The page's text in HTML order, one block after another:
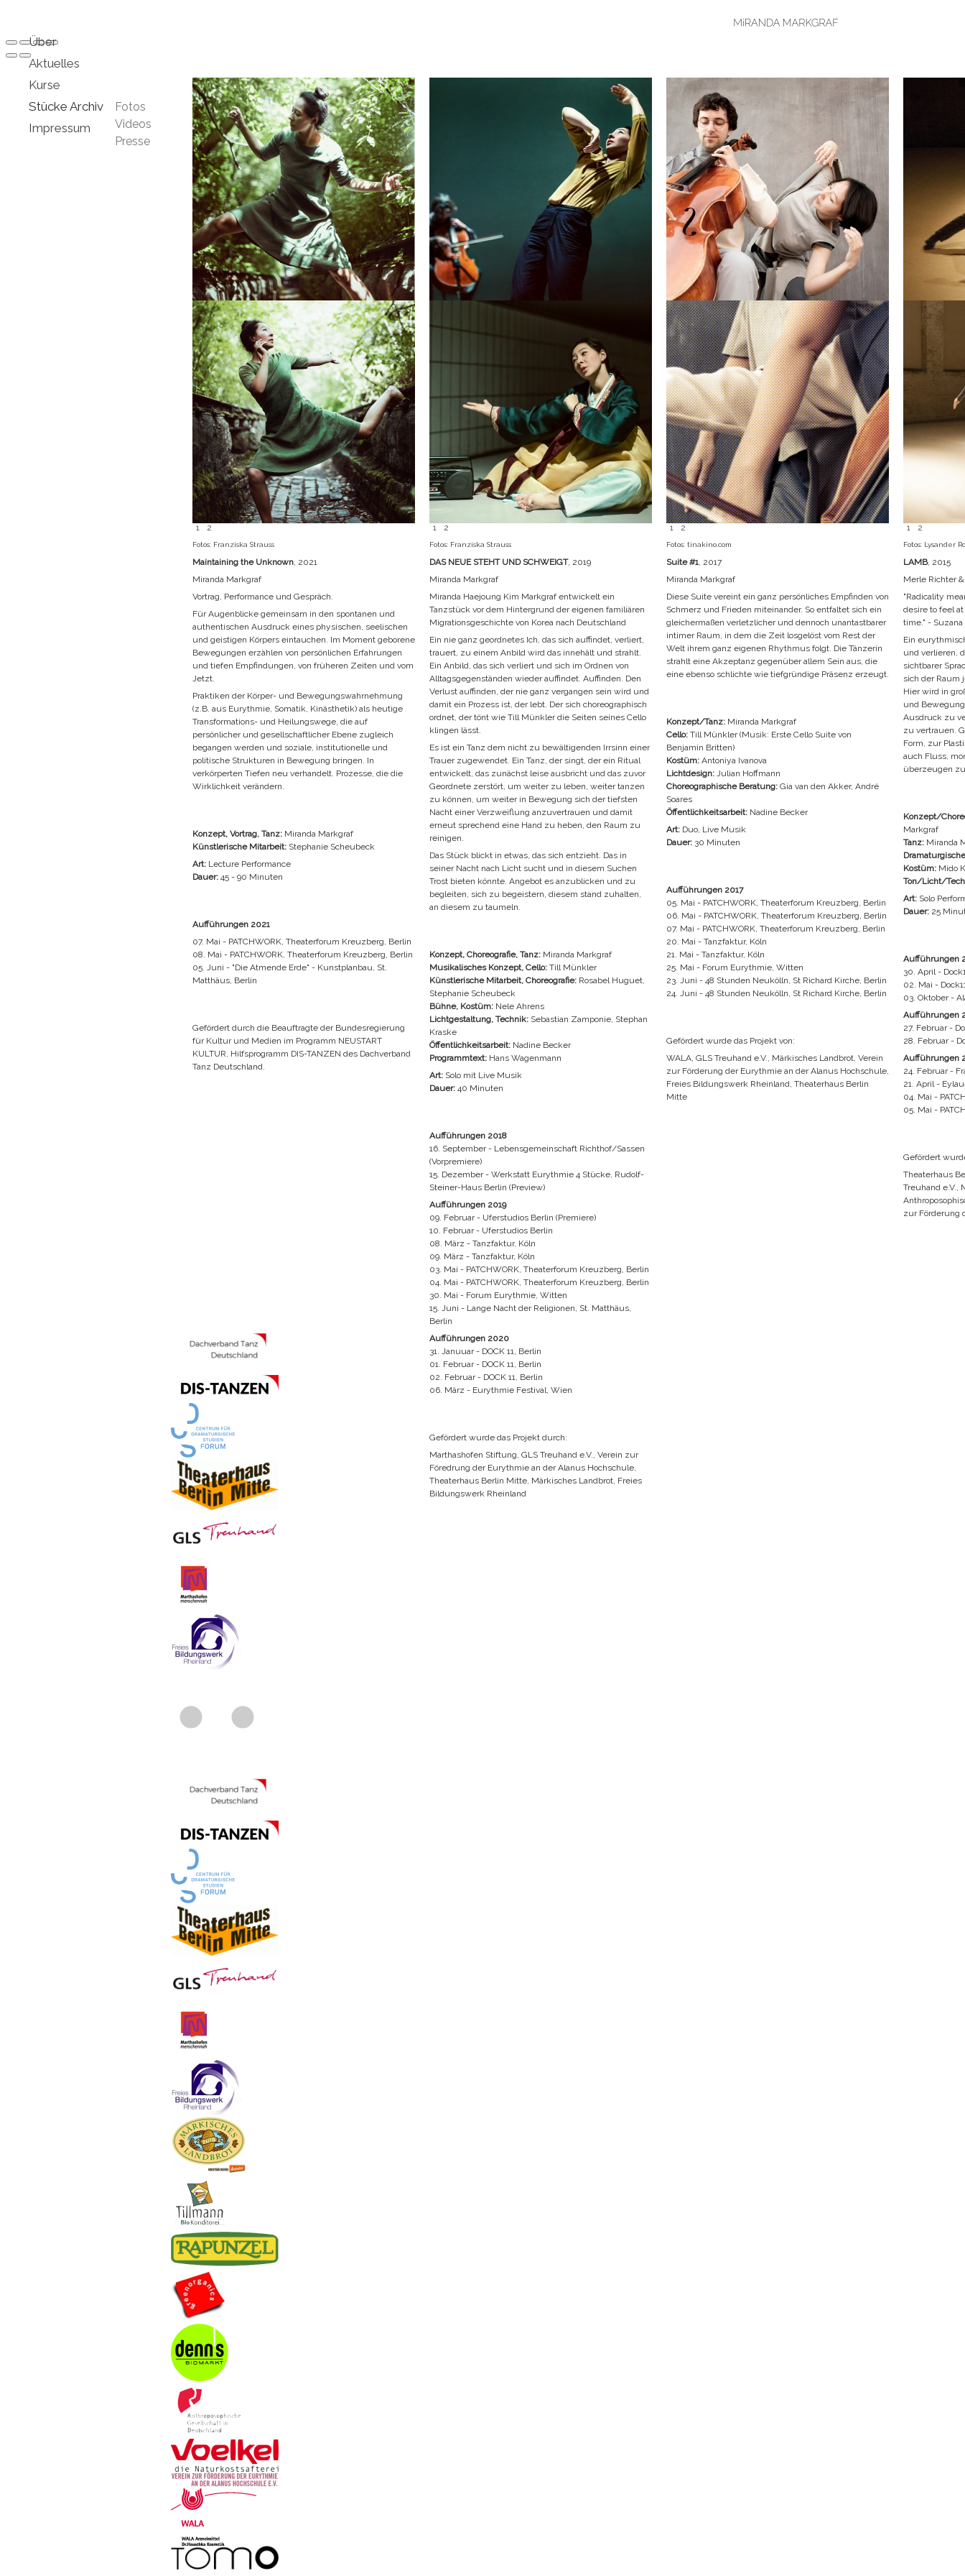
Über
Aktuelles
Kurse
Stücke Archiv
Fotos
Videos
Presse
Impressum
1 2
Fotos: Franziska Strauss
Maintaining the Unknown, 2021
Miranda Markgraf
Vortrag, Performance und Gespräch.
Für Augenblicke gemeinsam in den spontanen und
authentischen Ausdruck eines physischen, seelischen
und geistigen Körpers eintauchen. Im Moment geborene
Bewegungen erzählen von persönlichen Erfahrungen
und tiefen Empfindungen, von früheren Zeiten und vom
Jetzt.
Praktiken der Körper- und Bewegungswahrnehmung
(z.B. aus Eurythmie, Somatik, Kinästhetik) als heutige
Transformations- und Heilungswege, die auf
persönlicher und gesellschaftlicher Ebene zugleich
begangen werden und soziale, institutionelle und
politische Strukturen in Bewegung bringen. In
verkörperten Tiefen neu verhandelt. Prozesse, die die
Wirklichkeit verändern.
Konzept, Vortrag, Tanz: Miranda Markgraf
Künstlerische Mitarbeit: Stephanie Scheubeck
Art: Lecture Performance
Dauer: 45 - 90 Minuten
Aufführungen 2021
07. Mai - PATCHWORK, Theaterforum Kreuzberg, Berlin
08. Mai - PATCHWORK, Theaterforum Kreuzberg, Berlin
05. Juni - "Die Atmende Erde" - Kunstplanbau, St.
Matthäus, Berlin
Gefördert durch die Beauftragte der Bundesregierung
für Kultur und Medien im Programm NEUSTART
KULTUR, Hilfsprogramm DIS-TANZEN des Dachverband
Tanz Deutschland.
1 2
Fotos: Franziska Strauss
DAS NEUE STEHT UND SCHWEIGT, 2019
Miranda Markgraf
Miranda Haejoung Kim Markgraf entwickelt ein
Tanzstück vor dem Hintergrund der eigenen familiären
Migrationsgeschichte von Korea nach Deutschland
Ein nie ganz geordnetes Ich, das sich auffindet, verliert,
trauert, zu einem Anbild wird das innehält und strahlt.
Ein Anbild, das sich verliert und sich im Ordnen von
Alltagsgegenständen wieder auffindet. Auffinden. Den
Verlust auffinden, der nie ganz vergangen sein wird und
damit ein Prozess ist, der lebt. Der sich choreographisch
ordnet, der tönt wie Till Münkler die Seiten seines Cello
klingen lässt.
Es ist ein Tanz dem nicht zu bewältigenden Irrsinn einer
Trauer zugewendet. Ein Tanz, der singt, der ein Ritual
entwickelt, das zunächst leise ausbricht und das zuvor
Geordnete zerstört, um weiter zu leben, weiter tanzen
zu können, um weiter in Bewegung sich der tiefsten
Nacht einer Verzweiflung anzuvertrauen und damit
erneut sprechend eine Hand zu heben, den Raum zu
reinigen.
Das Stück blickt in etwas, das sich entzieht. Das in
seiner Nacht nach Licht sucht und in diesem Suchen
Trost bieten könnte. Angebot es anzublicken und zu
begleiten, sich zu begeistern, diesem stand zuhalten,
an diesem zu taumeln.
Konzept, Choreografie, Tanz: Miranda Markgraf
Musikalisches Konzept, Cello: Till Münkler
Künstlerische Mitarbeit, Choreografie: Rosabel Huguet,
Stephanie Scheubeck
Bühne, Kostüm: Nele Ahrens
Lichtgestaltung, Technik: Sebastian Zamponie, Stephan
Kraske
Öffentlichkeitsarbeit: Nadine Becker
Programmtext: Hans Wagenmann
Art: Solo mit Live Musik
Dauer: 40 Minuten
Aufführungen 2018
16. September - Lebensgemeinschaft Richthof/Sassen
(Vorpremiere)
15. Dezember - Werkstatt Eurythmie 4 Stücke, Rudolf-
Steiner-Haus Berlin (Preview)
Aufführungen 2019
09. Februar - Uferstudios Berlin (Premiere)
10. Februar - Uferstudios Berlin
08. März - Tanzfaktur, Köln
09. März - Tanzfaktur, Köln
03. Mai - PATCHWORK, Theaterforum Kreuzberg, Berlin
04. Mai - PATCHWORK, Theaterforum Kreuzberg, Berlin
30. Mai - Forum Eurythmie, Witten
15. Juni - Lange Nacht der Religionen, St. Matthäus,
Berlin
Aufführungen 2020
31. Januuar - DOCK 11, Berlin
01. Februar - DOCK 11, Berlin
02. Februar - DOCK 11, Berlin
06. März - Eurythmie Festival, Wien
Gefördert wurde das Projekt durch:
Marthashofen Stiftung, GLS Treuhand e.V., Verein zur
Föredrung der Eurythmie an der Alanus Hochschule,
Theaterhaus Berlin Mitte, Märkisches Landbrot, Freies
Bildungswerk Rheinland
1 2
Fotos: tinakino.com
Suite #1, 2017
Miranda Markgraf
Diese Suite vereint ein ganz persönliches Empfinden von
Schmerz und Frieden miteinander. So entfaltet sich ein
gleichermaßen verletzlicher und dennoch unantastbarer
intimer Raum, in dem die Zeit losgelöst vom Rest der
Welt ihrem ganz eigenen Rhythmus folgt. Die Tänzerin
strahlt eine Akzeptanz gegenüber allem Sein aus, die
eine ebenso schlichte wie tiefgründige Präsenz erzeugt.
Konzept/Tanz: Miranda Markgraf
Cello: Till Münkler (Musik: Erste Cello Suite von
Benjamin Britten)
Kostüm: Antoniya Ivanova
Lichtdesign: Julian Hoffmann
Choreographische Beratung: Gia van den Akker, André
Soares
Öffentlichkeitsarbeit: Nadine Becker
Art: Duo, Live Musik
Dauer: 30 Minuten
Aufführungen 2017
05. Mai - PATCHWORK, Theaterforum Kreuzberg, Berlin
06. Mai - PATCHWORK, Theaterforum Kreuzberg, Berlin
07. Mai - PATCHWORK, Theaterforum Kreuzberg, Berlin
20. Mai - Tanzfaktur, Köln
21. Mai - Tanzfaktur, Köln
25. Mai - Forum Eurythmie, Witten
23. Juni - 48 Stunden Neukölln, St Richard Kirche, Berlin
24. Juni - 48 Stunden Neukölln, St Richard Kirche, Berlin
Gefördert wurde das Projekt von:
WALA, GLS Treuhand e.V., Märkisches Landbrot, Verein
zur Förderung der Eurythmie an der Alanus Hochschule,
Freies Bildungswerk Rheinland, Theaterhaus Berlin
Mitte
1 2
Fotos: Lysander
LAMB, 2015
Merle Richter
"Radicality
desire to feel
time." - Suzana
Ein
und verlieren,
sichtbarer
sich der Raum
Hier wird in
und
Ausdruck zu
zu vertrauen.
Form, zur
auch Fluss,
überzeugen
Konzept/
Markgraf
Tanz: Miranda
Kostüm: Mido
Ton/Licht/
Art: Solo
Dauer: 25
Aufführungen
30. April -
02. Mai -
03. Oktober -
Aufführungen
27. Februar -
28. Februar -
Aufführungen
24. Februar -
21. April -
04. Mai -
05. Mai -
Gefördert
Theaterhaus
Treuhand e.V.,
zur Förderung